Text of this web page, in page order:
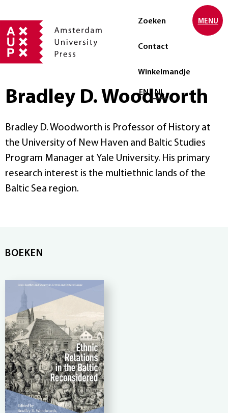
Zoeken
Contact
Winkelmandje
Selecteer taal
EN NL
MENU
Bradley D. Woodworth
Bradley D. Woodworth is Professor of History at
the University of New Haven and Baltic Studies
Program Manager at Yale University. His primary
research interest is the multiethnic lands of the
Baltic Sea region.
BOEKEN